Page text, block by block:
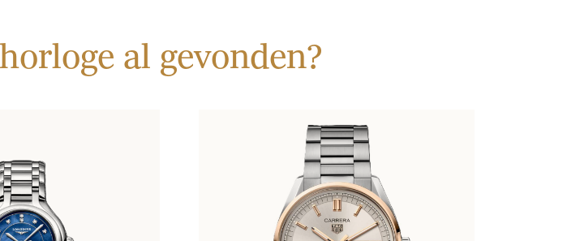
al gevonden?